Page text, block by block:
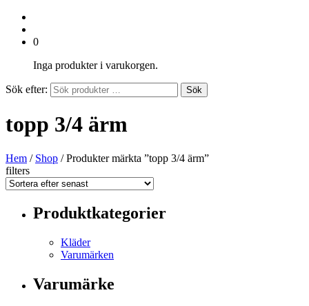
0
Inga produkter i varukorgen.
Sök efter: Sök
topp 3/4 ärm
Hem / Shop / Produkter märkta ”topp 3/4 ärm”
filters
Produktkategorier
Kläder
Varumärken
Varumärke